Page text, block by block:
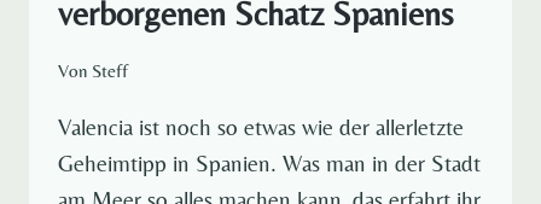
verborgenen Schatz Spaniens
Von Steff
Valencia ist noch so etwas wie der allerletzte
Geheimtipp in Spanien. Was man in der Stadt